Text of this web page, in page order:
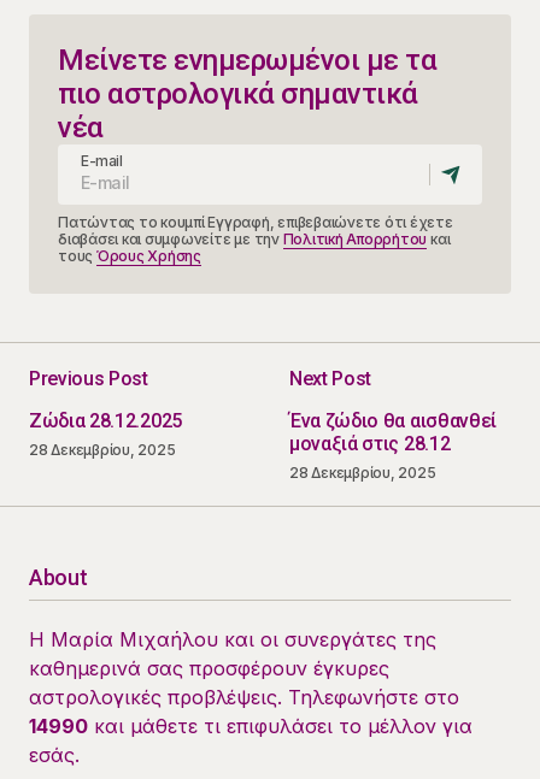
Μείνετε ενημερωμένοι με τα
πιο αστρολογικά σημαντικά
νέα
E-mail
Πατώντας το κουμπί Εγγραφή, επιβεβαιώνετε ότι έχετε
διαβάσει και συμφωνείτε με την Πολιτική Απορρήτου και
τους Όρους Χρήσης
Previous Post
Ζώδια 28.12.2025
28 Δεκεμβρίου, 2025
Next Post
Ένα ζώδιο θα αισθανθεί
μοναξιά στις 28.12
28 Δεκεμβρίου, 2025
About
Η Μαρία Μιχαήλου και οι συνεργάτες της
καθημερινά σας προσφέρουν έγκυρες
αστρολογικές προβλέψεις. Τηλεφωνήστε στο
14990 και μάθετε τι επιφυλάσει το μέλλον για
εσάς.